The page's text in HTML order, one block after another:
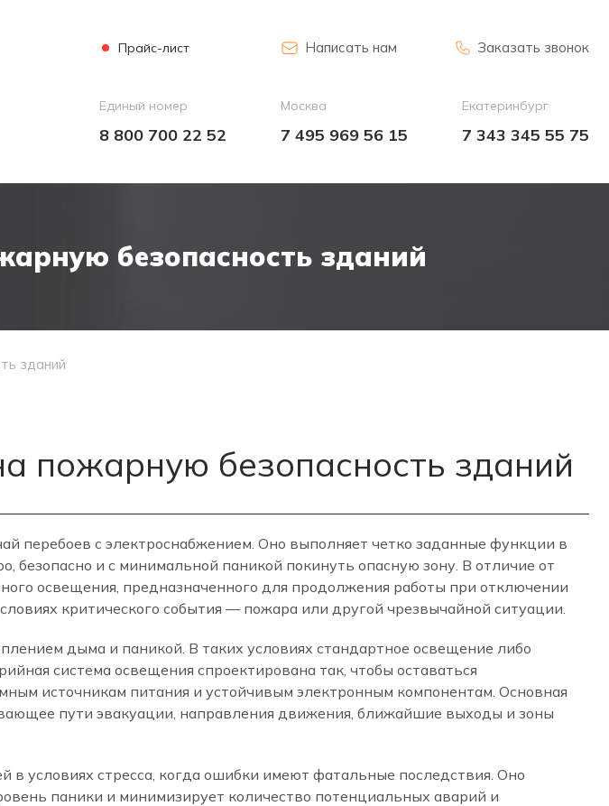
Прайс-лист Написать нам Заказать звонок
Единый номер
8 800 700 22 52
Москва
7 495 969 56 15
Екатеринбург
7 343 345 55 75
безопасность зданий
зданий
пожарную безопасность зданий
перебоев с электроснабжением. Оно выполняет четко заданные функции в
безопасно и с минимальной паникой покинуть опасную зону. В отличие от
освещения, предназначенного для продолжения работы при отключении
критического события — пожара или другой чрезвычайной ситуации.
дыма и паникой. В таких условиях стандартное освещение либо
система освещения спроектирована так, чтобы оставаться
источникам питания и устойчивым электронным компонентам. Основная
пути эвакуации, направления движения, ближайшие выходы и зоны
условиях стресса, когда ошибки имеют фатальные последствия. Оно
паники и минимизирует количество потенциальных аварий и